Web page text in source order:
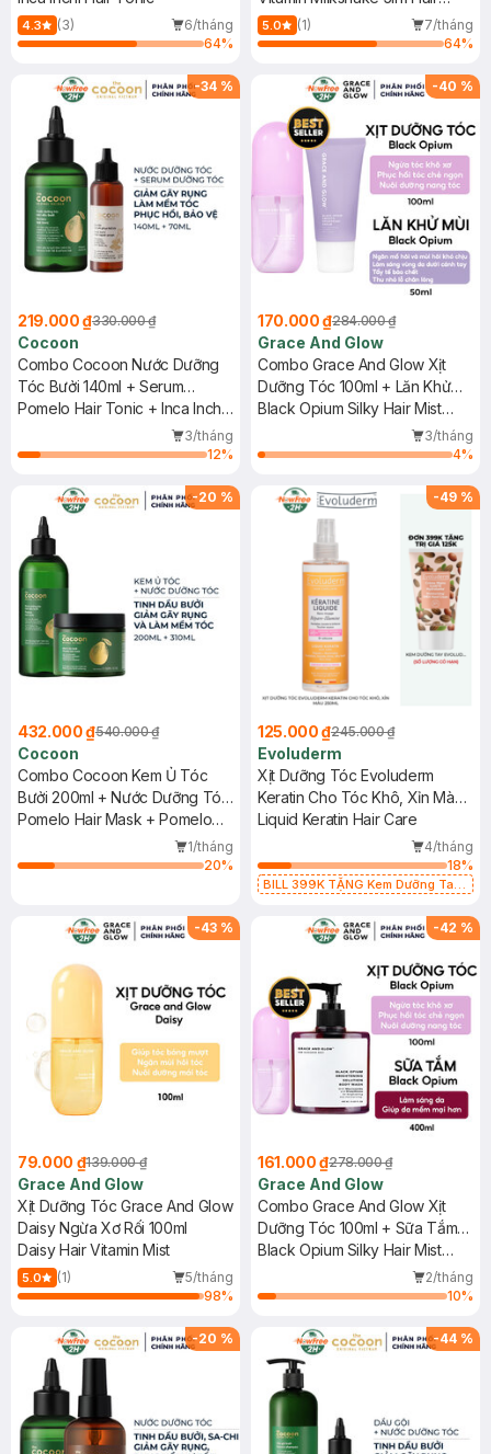
4.3 (3)
6/tháng
64%
Vitamin
5.0 (1)
7/tháng
64%
-34 %
219.000 ₫330.000 ₫
Cocoon
Combo Cocoon Nước Dưỡng
Tóc Bưởi 140ml + Serum
Dưỡng Tóc Phục Hồi & Bảo Vệ
Pomelo Hair Tonic + Inca Inchi
3/tháng
12%
-40 %
170.000 ₫284.000 ₫
Grace And Glow
Combo Grace And Glow Xịt
Dưỡng Tóc 100ml + Lăn Khử
Mùi 50ml Black Opium
Black Opium Silky Hair Mist
Spray Soft And Silk Hair With
Golden Marula + Olive Oil +
3/tháng
4%
-20 %
432.000 ₫540.000 ₫
Cocoon
Combo Cocoon Kem Ủ Tóc
Bưởi 200ml + Nước Dưỡng Tóc
Tinh Dầu Bưởi 310ml
Pomelo Hair Mask + Pomelo
1/tháng
20%
-49 %
125.000 ₫245.000 ₫
Evoluderm
Xịt Dưỡng Tóc Evoluderm
Keratin Cho Tóc Khô, Xỉn Màu
250ml
Liquid Keratin Hair Care
4/tháng
18%
BILL 399K TẶNG Kem Dưỡng Tay
125K (SL có hạn)
-43 %
79.000 ₫139.000 ₫
Grace And Glow
Xịt Dưỡng Tóc Grace And Glow
Daisy Ngừa Xơ Rối 100ml
Daisy Hair Vitamin Mist
5.0 (1)
5/tháng
98%
-42 %
161.000 ₫278.000 ₫
Grace And Glow
Combo Grace And Glow Xịt
Dưỡng Tóc 100ml + Sữa Tắm
400ml Black Opium
Black Opium Silky Hair Mist
Spray Soft And Silk Hair With
Golden Marula + Olive Oil +
2/tháng
10%
-20 % -44 %